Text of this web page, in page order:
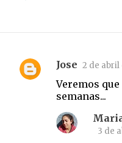
C
Jose 2 de abril
Veremos
semanas...
3 de